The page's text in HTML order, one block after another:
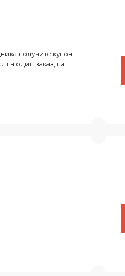
получите купон
на один заказ, на